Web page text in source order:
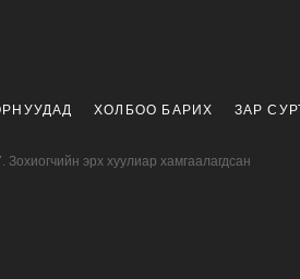
ХОЛБОО БАРИХ ЗАР
эрх хуулиар хамгаалагдсан